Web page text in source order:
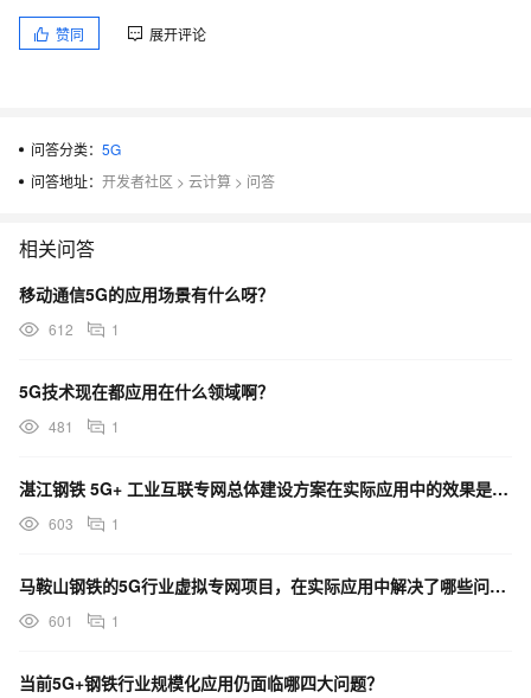
赞同 展开评论
问答分类： 5G
问答地址： 开发者社区 > 云计算 > 问答
相关问答
移动通信5G的应用场景有什么呀？
612 1
5G技术现在都应用在什么领域啊？
481 1
湛江钢铁 5G+ 工业互联专网总体建设方案在实际应用中的效果是怎样的？
603 1
马鞍山钢铁的5G行业虚拟专网项目，在实际应用中解决了哪些问题？
601 1
当前5G+钢铁行业规模化应用仍面临哪四大问题？